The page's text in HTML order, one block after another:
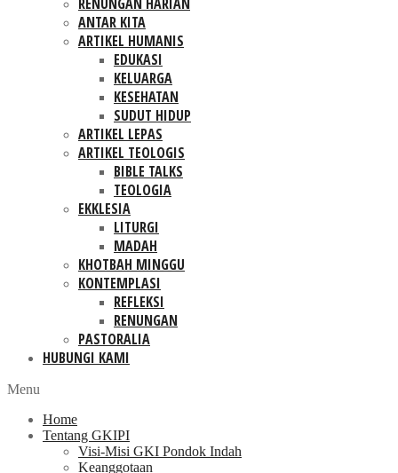
ANTAR KITA
ARTIKEL HUMANIS
EDUKASI
KELUARGA
KESEHATAN
SUDUT HIDUP
ARTIKEL LEPAS
ARTIKEL TEOLOGIS
BIBLE TALKS
TEOLOGIA
EKKLESIA
LITURGI
MADAH
KHOTBAH MINGGU
KONTEMPLASI
REFLEKSI
RENUNGAN
PASTORALIA
HUBUNGI KAMI
Menu
Home
Tentang GKIPI
Visi-Misi GKI Pondok Indah
Keanggotaan